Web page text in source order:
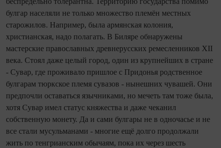
булгар населяли не только множество племён местных
старожилов. Например, была армянская колония,
христианская, надо полагать. В Биляре обнаружены
мастерские православных древнерусских ремесленников ХII
века. Стоял даже целый город, один из крупнейших в стране
- Сувар, где проживало пришлое с Придонья родственное
булгарам тюркское племя сувазов - нынешних чувашей. Они
предпочли оставаться язычниками, но мечеть там тоже была,
хотя Сувар имел статус княжества и даже чеканил
собственную монету. Да и сами булгары не в одночасье и не
все стали мусульманами - многие ещё долго продолжали
жить по тенгрианским обычаям, пока их через шесть